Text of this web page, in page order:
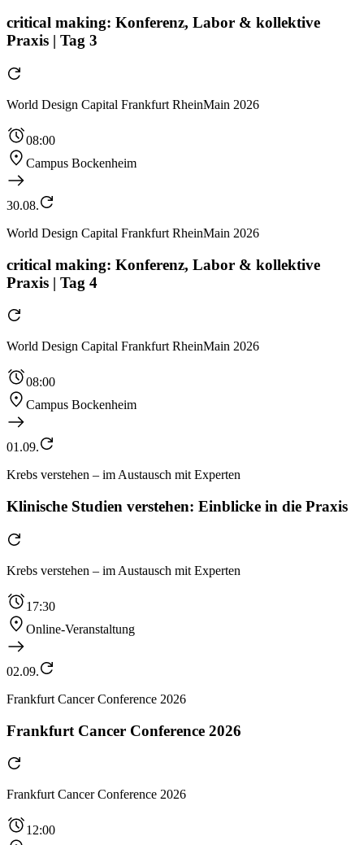
critical making: Konferenz, Labor & kollektive
Praxis | Tag 3
World Design Capital Frankfurt RheinMain 2026
08:00
Campus Bockenheim
30.08.
World Design Capital Frankfurt RheinMain 2026
critical making: Konferenz, Labor & kollektive
Praxis | Tag 4
World Design Capital Frankfurt RheinMain 2026
08:00
Campus Bockenheim
01.09.
Krebs verstehen – im Austausch mit Experten
Klinische Studien verstehen: Einblicke in die Praxis
Krebs verstehen – im Austausch mit Experten
17:30
Online-Veranstaltung
02.09.
Frankfurt Cancer Conference 2026
Frankfurt Cancer Conference 2026
Frankfurt Cancer Conference 2026
12:00